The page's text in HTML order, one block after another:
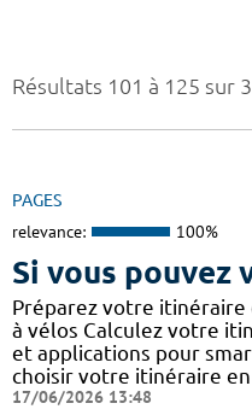
Résultats 101 à 125 sur
PAGES
relevance: 100%
Si vous pouvez
Préparez votre itinéraire
à vélos Calculez votre
et applications pour
choisir votre itinéraire
17/06/2026 13:48